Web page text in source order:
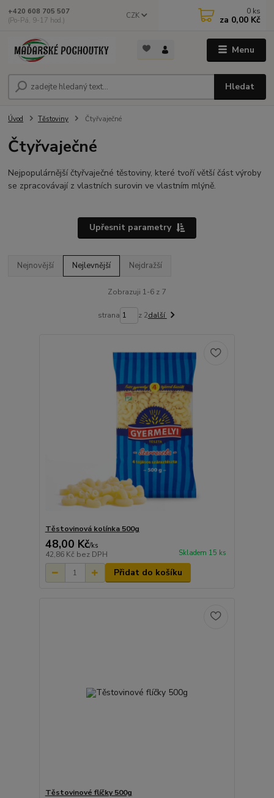
Menu
CZK
Hledat
+420 608 705 507
(Po-Pá, 9-17 hod.)
0 ks
za 0,00 Kč
Úvod Těstoviny Čtyřvaječné
Čtyřvaječné
Nejpopulárnější čtyřvaječné těstoviny, které tvoří větší část výroby
se zpracovávají z vlastních surovin ve vlastním mlýně.
Upřesnit parametry
Nejnovější Nejlevnější Nejdražší
Zobrazuji 1-6 z 7
strana z 2další
Těstovinová kolínka 500g
48,00 Kč/ks
42,86 Kč bez DPH Skladem 15 ks
Přidat do košíku
Těstovinové flíčky 500g